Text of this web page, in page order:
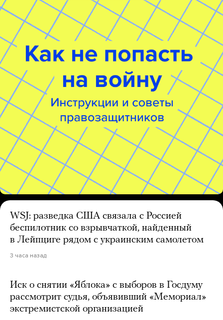
WSJ: разведка США связала с Россией
беспилотник со взрывчаткой, найденный
в Лейпциге рядом с украинским самолетом
3 часа назад
Иск о снятии «Яблока» с выборов в Госдуму
рассмотрит судья, объявивший «Мемориал»
экстремистской организацией